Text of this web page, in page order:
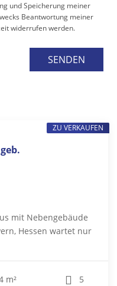
und Speicherung meiner
Beantwortung meiner
widerrufen werden.
SENDEN
mit Nebengebäude
Hessen wartet nur
m² 5
ZU VERKAUFEN